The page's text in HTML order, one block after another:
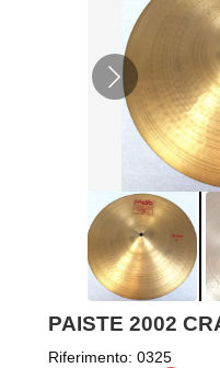
PAISTE 2002
Riferimento: 0325